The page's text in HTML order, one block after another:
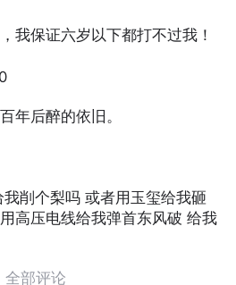
我保证六岁以下都打不过我！
年后醉的依旧。
削个梨吗 或者用玉玺给我砸
高压电线给我弹首东风破 给我
全部评论